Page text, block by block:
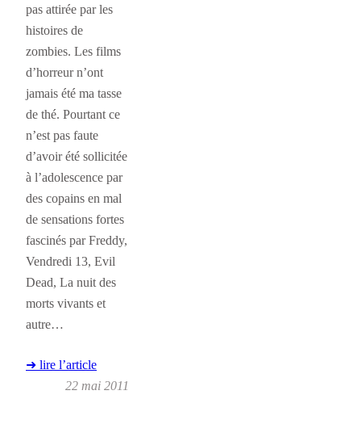
pas attirée par les
histoires de
zombies. Les films
d’horreur n’ont
jamais été ma tasse
de thé. Pourtant ce
n’est pas faute
d’avoir été sollicitée
à l’adolescence par
des copains en mal
de sensations fortes
fascinés par Freddy,
Vendredi 13, Evil
Dead, La nuit des
morts vivants et
autre…
➜ lire l’article
22 mai 2011